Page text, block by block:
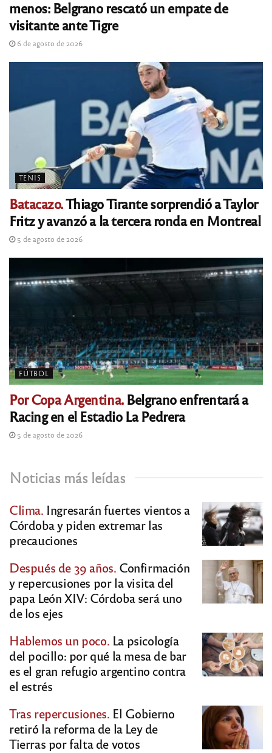
menos: Belgrano rescató un empate de
visitante ante Tigre
6 de agosto de 2026
TENIS
Batacazo.Thiago Tirante sorprendió a Taylor
Fritz y avanzó a la tercera ronda en Montreal
5 de agosto de 2026
FÚTBOL
Por Copa Argentina.Belgrano enfrentará a
Racing en el Estadio La Pedrera
5 de agosto de 2026
Noticias más leídas
Clima. Ingresarán fuertes vientos a
Córdoba y piden extremar las
precauciones
Después de 39 años. Confirmación
y repercusiones por la visita del
papa León XIV: Córdoba será uno
de los ejes
Hablemos un poco. La psicología
del pocillo: por qué la mesa de bar
es el gran refugio argentino contra
el estrés
Tras repercusiones. El Gobierno
retiró la reforma de la Ley de
Tierras por falta de votos